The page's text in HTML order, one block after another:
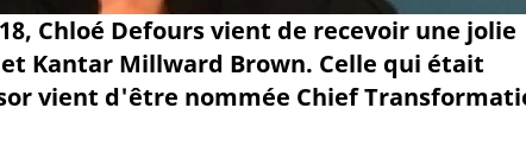
Chloé Defours vient de recevoir une jolie
Kantar Millward Brown. Celle qui était
vient d'être nommée Chief